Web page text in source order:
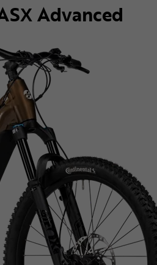
Advanced